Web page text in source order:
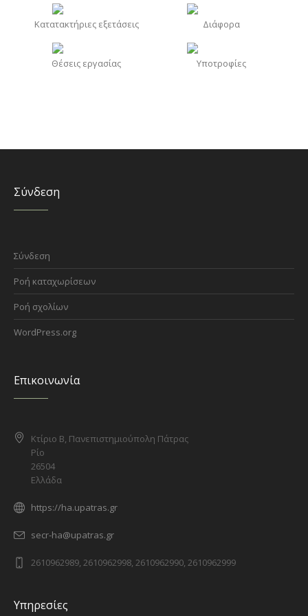
Κατατακτήριες εξετάσεις Διάφορα
Θέσεις εργασίας Υποτροφίες
Σύνδεση
Σύνδεση
Ροή καταχωρίσεων
Ροή σχολίων
WordPress.org
Επικοινωνία
Κτίριο Β, Πανεπιστημιούπολη Πάτρας
Ρίο
26504
Ελλάδα
https://ha.upatras.gr
secr-ha@upatras.gr
2610962989, 2610962998, 2610962990, 2610962999
Υπηρεσίες